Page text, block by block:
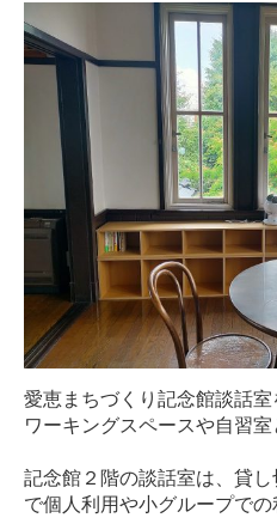
愛恵まちづくり記念館談話
ワーキングスペースや自習室
記念館２階の談話室は、貸
で個人利用や小グループでの